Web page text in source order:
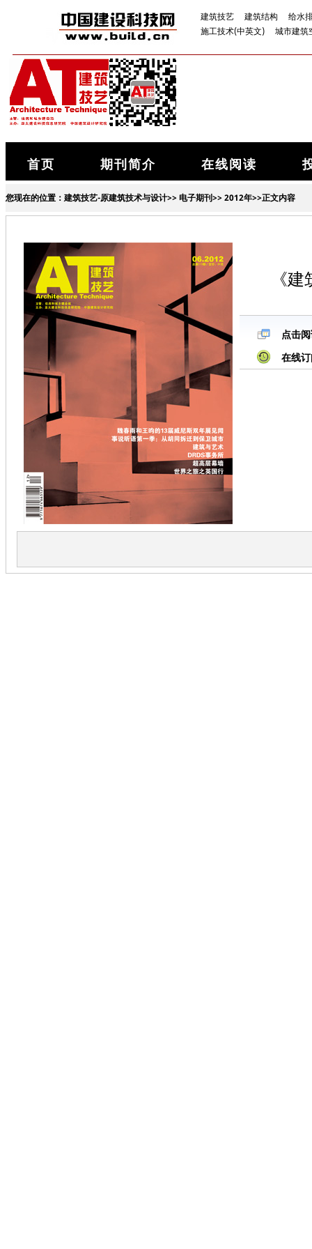
建筑技艺 建筑结构
给水
施工技术(中英文)
城市建筑
首页 期刊简介 在线阅读
您现在的位置： 建筑技艺-原建筑技术与设计>>电子期刊>>2012年>>正文内容
《
点击
在线